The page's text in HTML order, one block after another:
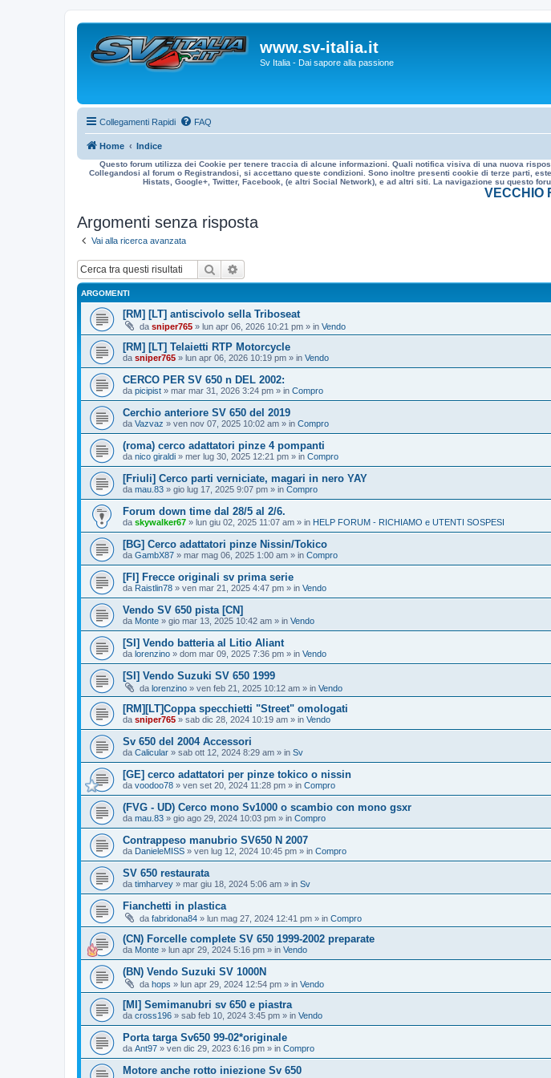
www.sv-italia.it
Sv Italia - Dai sapore alla passione
Collegamenti Rapidi FAQ
Home Indice
Questo forum utilizza dei Cookie per tenere traccia di alcune informazioni. Quali notifica visiva di una nuova
Collegandosi al forum o Registrandosi, si accettano queste condizioni. Sono inoltre presenti cookie di terze parti,
Histats, Google+, Twitter, Facebook, (e altri Social Network), e ad altri siti. La navigazione su questo
VECCHIO
Argomenti senza risposta
Vai alla ricerca avanzata
Cerca
ARGOMENTI
[RM] [LT] antiscivolo sella Triboseat
da sniper765 » lun apr 06, 2026 10:21 pm » in Vendo
[RM] [LT] Telaietti RTP Motorcycle
da sniper765 » lun apr 06, 2026 10:19 pm » in Vendo
CERCO PER SV 650 n DEL 2002:
da picipist » mar mar 31, 2026 3:24 pm » in Compro
Cerchio anteriore SV 650 del 2019
da Vazvaz » ven nov 07, 2025 10:02 am » in Compro
(roma) cerco adattatori pinze 4 pompanti
da nico giraldi » mer lug 30, 2025 12:21 pm » in Compro
[Friuli] Cerco parti verniciate, magari in nero YAY
da mau.83 » gio lug 17, 2025 9:07 pm » in Compro
Forum down time dal 28/5 al 2/6.
da skywalker67 » lun giu 02, 2025 11:07 am » in HELP FORUM - RICHIAMO e UTENTI SOSPESI
[BG] Cerco adattatori pinze Nissin/Tokico
da GambX87 » mar mag 06, 2025 1:00 am » in Compro
[FI] Frecce originali sv prima serie
da Raistlin78 » ven mar 21, 2025 4:47 pm » in Vendo
Vendo SV 650 pista [CN]
da Monte » gio mar 13, 2025 10:42 am » in Vendo
[SI] Vendo batteria al Litio Aliant
da lorenzino » dom mar 09, 2025 7:36 pm » in Vendo
[SI] Vendo Suzuki SV 650 1999
da lorenzino » ven feb 21, 2025 10:12 am » in Vendo
[RM][LT]Coppa specchietti "Street" omologati
da sniper765 » sab dic 28, 2024 10:19 am » in Vendo
Sv 650 del 2004 Accessori
da Calicular » sab ott 12, 2024 8:29 am » in Sv
[GE] cerco adattatori per pinze tokico o nissin
da voodoo78 » ven set 20, 2024 11:28 pm » in Compro
(FVG - UD) Cerco mono Sv1000 o scambio con mono gsxr
da mau.83 » gio ago 29, 2024 10:03 pm » in Compro
Contrappeso manubrio SV650 N 2007
da DanieleMISS » ven lug 12, 2024 10:45 pm » in Compro
SV 650 restaurata
da timharvey » mar giu 18, 2024 5:06 am » in Sv
Fianchetti in plastica
da fabridona84 » lun mag 27, 2024 12:41 pm » in Compro
(CN) Forcelle complete SV 650 1999-2002 preparate
da Monte » lun apr 29, 2024 5:16 pm » in Vendo
(BN) Vendo Suzuki SV 1000N
da hops » lun apr 29, 2024 12:54 pm » in Vendo
[MI] Semimanubri sv 650 e piastra
da cross196 » sab feb 10, 2024 3:45 pm » in Vendo
Porta targa Sv650 99-02*originale
da Ant97 » ven dic 29, 2023 6:16 pm » in Compro
Motore anche rotto iniezione Sv 650